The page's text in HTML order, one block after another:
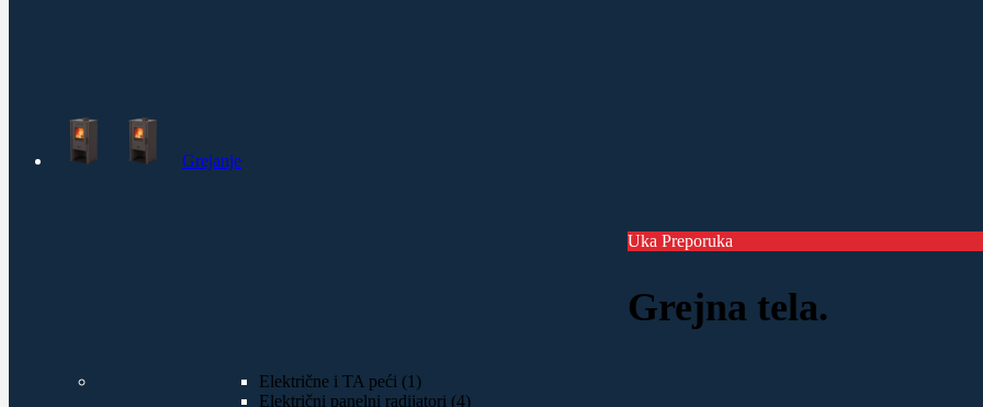
Grejanje
Električne i TA peći (1)
Električni panelni radijatori (4)
Uka Preporuka
Grejna tela.